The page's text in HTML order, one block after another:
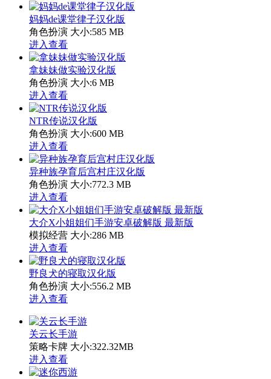
妈妈de课堂律子汉化版
角色扮演 大小:585 MB
进入查看
拿妹妹做实验汉化版
角色扮演 大小:6 MB
进入查看
NTR传说汉化版
角色扮演 大小:600 MB
进入查看
异种族孕育后宫村庄汉化版
角色扮演 大小:772.3 MB
进入查看
大介X小姐姐们手游安卓破解版 最新版
模拟经营 大小:286 MB
进入查看
野良犬的寝取汉化版
角色扮演 大小:556.2 MB
进入查看
关云长手游
策略卡牌 大小:322.32MB
进入查看